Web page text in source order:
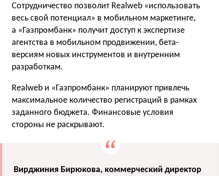
Сотрудничество позволит Realweb «использовать
весь свой потенциал» в мобильном маркетинге,
а «Газпромбанк» получит доступ к экспертизе
агентства в мобильном продвижении, бета-
версиям новых инструментов и внутренним
разработкам.
Realweb и «Газпромбанк» планируют привлечь
максимальное количество регистраций в рамках
заданного бюджета. Финансовые условия
стороны не раскрывают.
Вирджиния Бирюкова, коммерческий директор